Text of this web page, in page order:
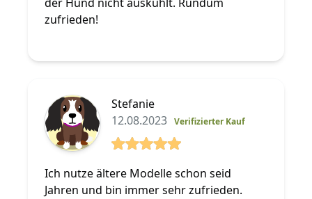
zufrieden!
Stefanie
12.08.2023 Verifizierter Kauf
Ich nutze ältere Modelle schon seid
Jahren und bin immer sehr zufrieden.